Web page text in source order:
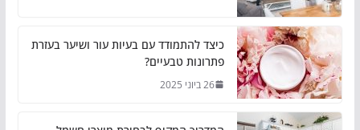
כיצד להתמודד עם בעיות עור ושיער בעזרת
פתרונות טבעיים?
26 ביוני 2025